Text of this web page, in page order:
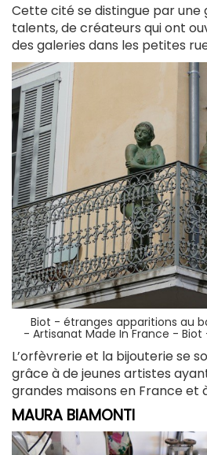
Cette cité se distingue par une
talents, de créateurs qui ont
des galeries dans les petites
Biot - étranges apparitions au
- Artisanat Made In France -
L’orfèvrerie et la bijouterie se
grâce à de jeunes artistes
grandes maisons en France et
MAURA BIAMONTI